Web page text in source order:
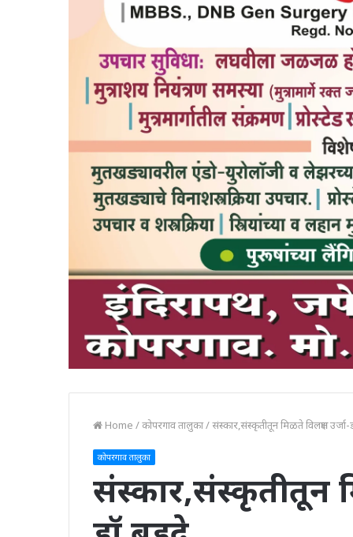
Home /कोपरगाव तालुका/संस्कार,संस्कृतीतून मिळते विलक्षण
कोपरगाव तालुका
संस्कार,संस्कृतीतून